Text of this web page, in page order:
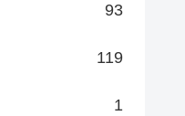
93
119
1